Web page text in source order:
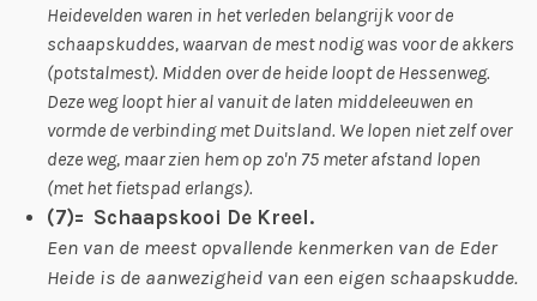
Heidevelden waren in het verleden belangrijk voor de
schaapskuddes, waarvan de mest nodig was voor de akkers
(potstalmest). Midden over de heide loopt de Hessenweg.
Deze weg loopt hier al vanuit de laten middeleeuwen en
vormde de verbinding met Duitsland. We lopen niet zelf over
deze weg, maar zien hem op zo'n 75 meter afstand lopen
(met het fietspad erlangs).
(7)= Schaapskooi De Kreel.
Een van de meest opvallende kenmerken van de Eder
Heide is de aanwezigheid van een eigen schaapskudde.